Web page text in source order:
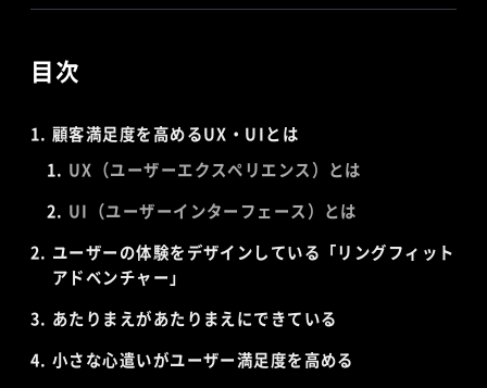
目次
顧客満足度を高めるUX・UIとは
UX（ユーザーエクスペリエンス）とは
UI（ユーザーインターフェース）とは
ユーザーの体験をデザインしている「リングフィット
アドベンチャー」
あたりまえがあたりまえにできている
小さな心遣いがユーザー満足度を高める